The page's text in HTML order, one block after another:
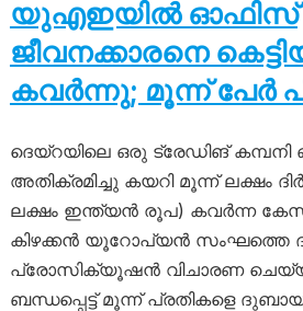
യുഎഇയിൽ ഓഫിസ്
ജീവനക്കാരനെ
കവർന്നു; മൂന്ന് പേർ
ദെയ്‌റയിലെ ഒരു ട്രേഡിങ്
അതിക്രമിച്ചു കയറി മൂന്ന് ലക്ഷം
ലക്ഷം ഇന്ത്യൻ രൂപ) കവർന്ന
കിഴക്കൻ യൂറോപ്യൻ സംഘത്തെ
പ്രോസിക്യൂഷൻ വിചാരണ
ബന്ധപ്പെട്ട് മൂന്ന് പ്രതികളെ